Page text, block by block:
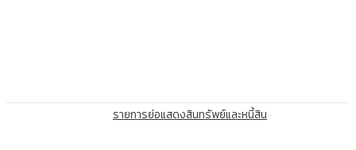
รายการย่อแสดงสินทรัพย์และหนี้สิน